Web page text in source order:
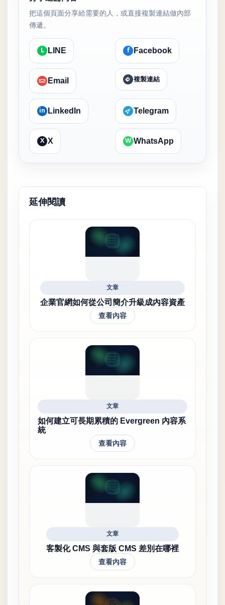
把這個頁面分享給需要的人，或直接複製連結做內部
傳遞。
L LINE f Facebook
Email 複製連結
in LinkedIn Telegram
X X W WhatsApp
延伸閱讀
文章
企業官網如何從公司簡介升級成內容資產
查看內容
文章
如何建立可長期累積的 Evergreen 內容系
統
查看內容
文章
客製化 CMS 與套版 CMS 差別在哪裡
查看內容